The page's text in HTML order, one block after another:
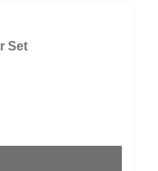
Set